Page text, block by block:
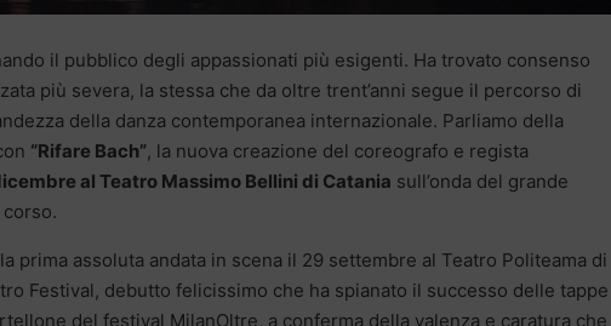
il pubblico degli appassionati più esigenti. Ha trovato consenso
più severa, la stessa che da oltre trent’anni segue il percorso di
della danza contemporanea internazionale. Parliamo della
“Rifare Bach”, la nuova creazione del coreografo e regista
al Teatro Massimo Bellini di Catania sull’onda del grande
prima assoluta andata in scena il 29 settembre al Teatro Politeama di
Festival, debutto felicissimo che ha spianato il successo delle tappe
del festival MilanOltre, a conferma della valenza e caratura che